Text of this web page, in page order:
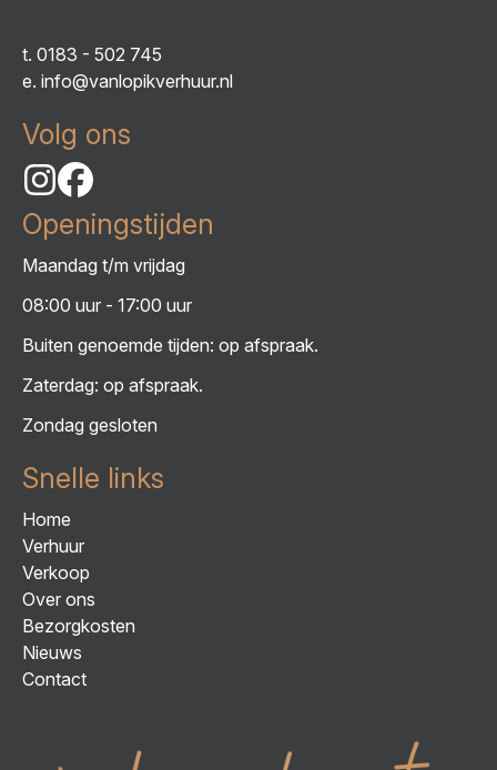
t. 0183 - 502 745
e. info@vanlopikverhuur.nl
Volg ons
Openingstijden
Maandag t/m vrijdag
08:00 uur - 17:00 uur
Buiten genoemde tijden: op afspraak.
Zaterdag: op afspraak.
Zondag gesloten
Snelle links
Home
Verhuur
Verkoop
Over ons
Bezorgkosten
Nieuws
Contact